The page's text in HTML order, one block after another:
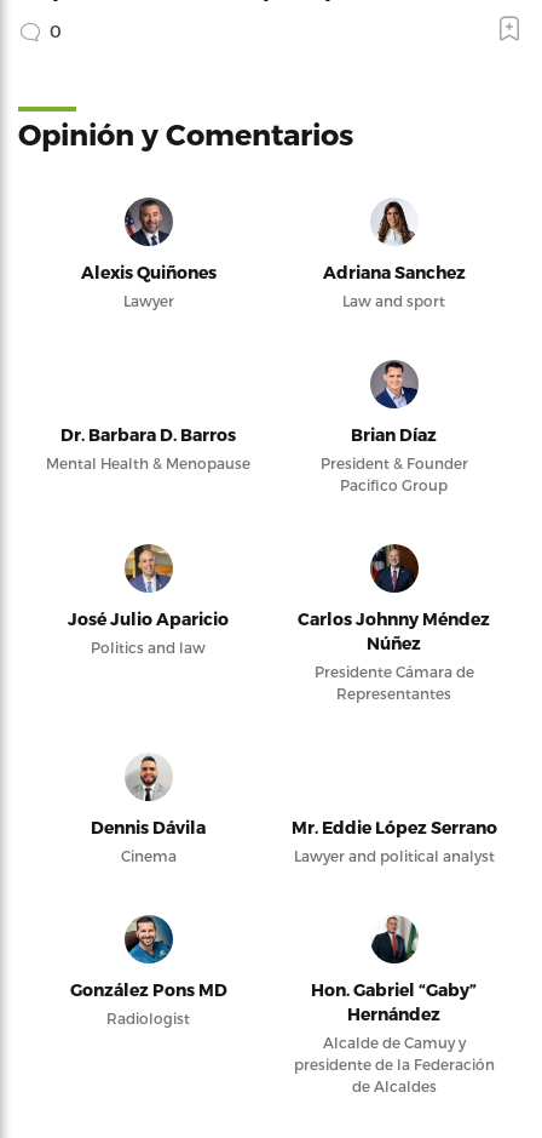
0
Opinión y Comentarios
Alexis Quiñones
Lawyer
Adriana Sanchez
Law and sport
Dr. Barbara D. Barros
Mental Health & Menopause
Brian Díaz
President & Founder
Pacifico Group
José Julio Aparicio
Politics and law
Carlos Johnny Méndez
Núñez
Presidente Cámara de
Representantes
Dennis Dávila
Cinema
Mr. Eddie López Serrano
Lawyer and political analyst
González Pons MD
Radiologist
Hon. Gabriel “Gaby”
Hernández
Alcalde de Camuy y
presidente de la Federación
de Alcaldes